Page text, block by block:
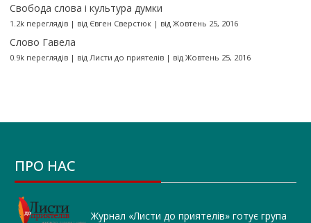
Свобода слова і культура думки
1.2k переглядів| від Євген Сверстюк| від Жовтень 25, 2016
Слово Гавела
0.9k переглядів| від Листи до приятелів| від Жовтень 25, 2016
ПРО НАС
Журнал «Листи до приятелів» готує група